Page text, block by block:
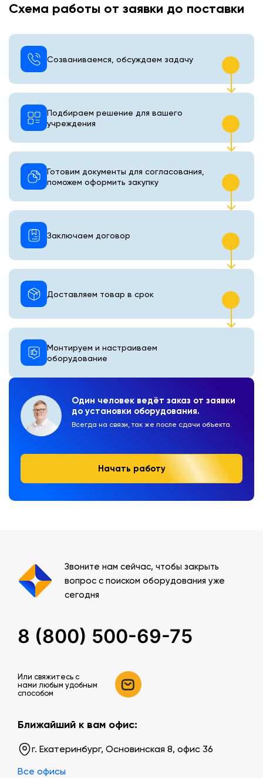
Схема работы от заявки до поставки
Один человек ведёт заказ от заявки
до установки оборудования.
Всегда на связи, так же после сдачи объекта.
Начать работу
Созваниваемся, обсуждаем задачу
Подбираем решение для вашего
учреждения
Готовим документы для согласования,
поможем оформить закупку
Монтируем и настраиваем
оборудование
Доставляем товар в срок
Заключаем договор
Звоните нам сейчас, чтобы закрыть
вопрос с поиском оборудования уже
сегодня
8 (800) 500-69-75
Или свяжитесь c
нами любым удобным
способом
Ближайший к вам офис:
г. Екатеринбург, Основинская 8, офис 36
Все офисы